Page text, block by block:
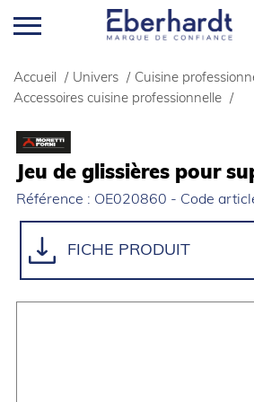
Accueil / Univers / Cuisine
Accessoires cuisine professionnelle /
Jeu de glissières pour
Référence : OE020860 - Code
FICHE PRODUIT